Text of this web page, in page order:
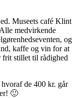
Museets café Klint
medvirkende
og
kaffe og vin for at
frit stillet til rådighed
de 400 kr. går
🙂